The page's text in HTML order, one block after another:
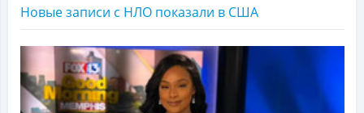
Новые записи с НЛО показали в США